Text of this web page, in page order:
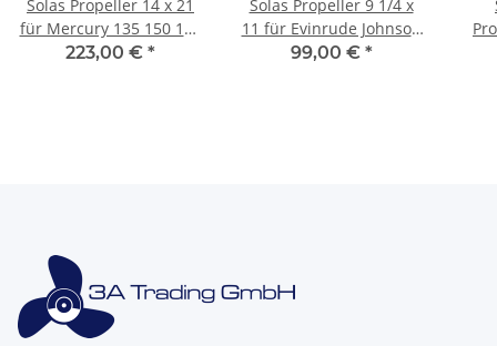
Solas Propeller 14 x 21
für Mercury 135 150 175
200 225 250 300 350 PS
223,00 € *
Solas Propeller 9 1/4 x
11 für Evinrude Johnson
14 - 28 PS 3 Blatt mit 13
99,00 € *